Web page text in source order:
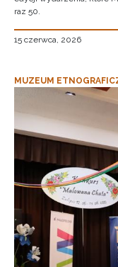
raz 50.
15 czerwca, 2026
MUZEUM